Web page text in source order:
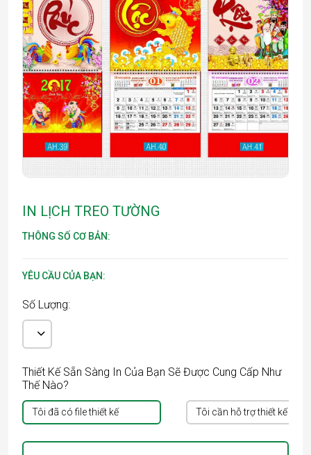
IN LỊCH TREO TƯỜNG
THÔNG SỐ CƠ BẢN:
YÊU CẦU CỦA BẠN:
Số Lượng:
Thiết Kế Sẵn Sàng In Của Bạn Sẽ Được Cung Cấp Như
Thế Nào?
Tôi đã có file thiết kế Tôi cần hỗ trợ thiết kế